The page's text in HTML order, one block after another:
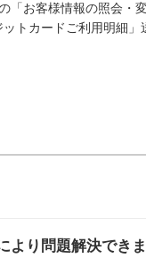
「お客様情報の照会・
トカードご利用明細
より問題解決でき